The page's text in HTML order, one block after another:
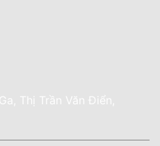
Thị Trần Văn Điển,